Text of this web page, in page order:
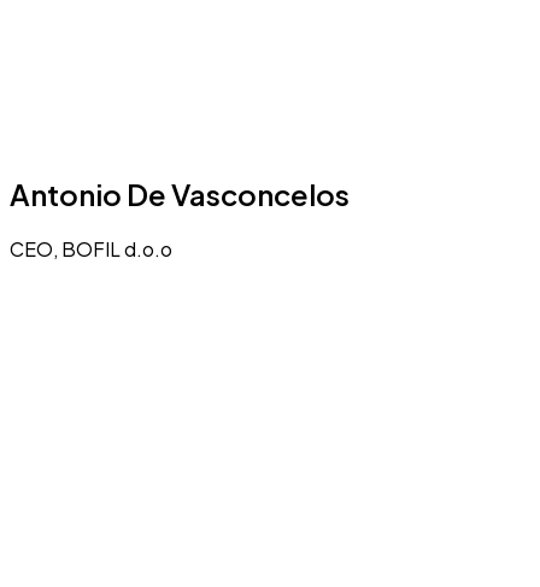
Antonio De Vasconcelos
CEO, BOFIL d.o.o